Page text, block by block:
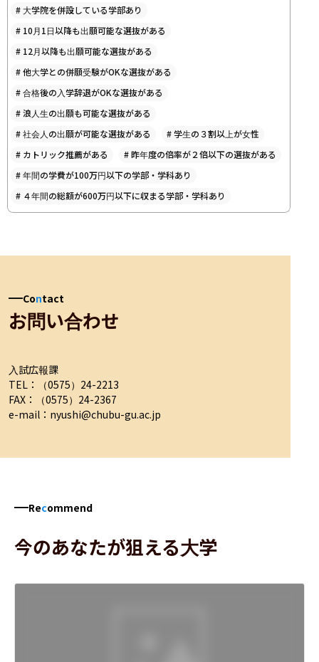
#大学院を併設している学部あり
# 10月1日以降も出願可能な選抜がある
# 12月以降も出願可能な選抜がある
#他大学との併願受験がOKな選抜がある
#合格後の入学辞退がOKな選抜がある
#浪人生の出願も可能な選抜がある
#社会人の出願が可能な選抜がある # 学生の３割以上が女性
# カトリック推薦がある #昨年度の倍率が２倍以下の選抜がある
#年間の学費が100万円以下の学部・学科あり
# ４年間の総額が600万円以下に収まる学部・学科あり
Contact
お問い合わせ
入試広報課
TEL：（0575）24-2213
FAX：（0575）24-2367
e-mail：nyushi@chubu-gu.ac.jp
Recommend
今のあなたが狙える大学